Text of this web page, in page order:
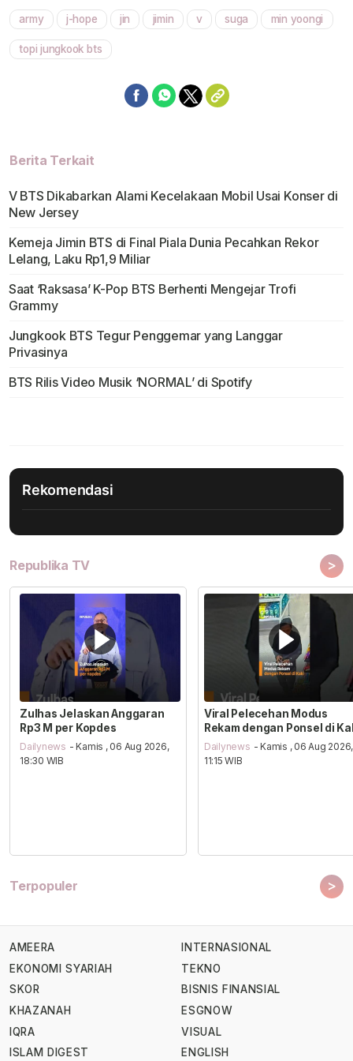
army j-hope jin jimin v suga min yoongi
topi jungkook bts
Berita Terkait
V BTS Dikabarkan Alami Kecelakaan Mobil Usai Konser di
New Jersey
Kemeja Jimin BTS di Final Piala Dunia Pecahkan Rekor
Lelang, Laku Rp1,9 Miliar
Saat ‘Raksasa’ K-Pop BTS Berhenti Mengejar Trofi
Grammy
Jungkook BTS Tegur Penggemar yang Langgar
Privasinya
BTS Rilis Video Musik ‘NORMAL’ di Spotify
Rekomendasi
Republika TV >
Zulhas Jelaskan Anggaran
Rp3 M per Kopdes
Dailynews - Kamis , 06 Aug 2026,
18:30 WIB
Viral Pelecehan Modus
Rekam dengan Ponsel di
Dailynews - Kamis , 06 Aug 2026,
11:15 WIB
Terpopuler >
AMEERA
EKONOMI SYARIAH
SKOR
KHAZANAH
IQRA
ISLAM DIGEST
INTERNASIONAL
TEKNO
BISNIS FINANSIAL
ESGNOW
VISUAL
ENGLISH